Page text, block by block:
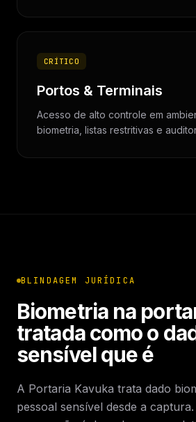
CRÍTICO
Portos & Terminais
Acesso de alto controle em
biometria, listas restritivas e
BLINDAGEM JURÍDICA
Biometria na
tratada como o
sensível que é
A Portaria Kavuka trata dado
pessoal sensível desde a